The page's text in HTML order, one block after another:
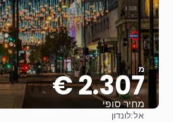
מ
2.307 €
מחיר סופי
אל:לונדון